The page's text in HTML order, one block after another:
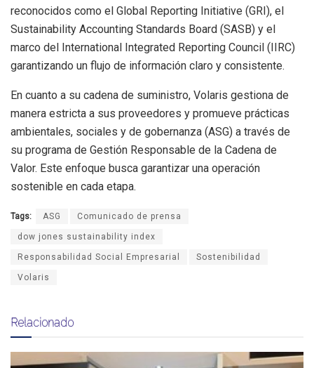
reconocidos como el Global Reporting Initiative (GRI), el
Sustainability Accounting Standards Board (SASB) y el
marco del International Integrated Reporting Council (IIRC)
garantizando un flujo de información claro y consistente.
En cuanto a su cadena de suministro, Volaris gestiona de
manera estricta a sus proveedores y promueve prácticas
ambientales, sociales y de gobernanza (ASG) a través de
su programa de Gestión Responsable de la Cadena de
Valor. Este enfoque busca garantizar una operación
sostenible en cada etapa.
Tags: ASG Comunicado de prensa
dow jones sustainability index
Responsabilidad Social Empresarial Sostenibilidad
Volaris
Relacionado